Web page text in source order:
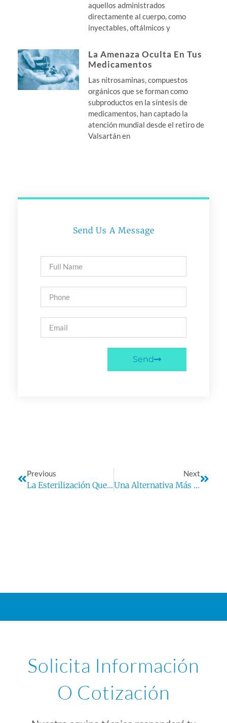
aquellos administrados
directamente al cuerpo, como
inyectables, oftálmicos y
La Amenaza Oculta En Tus
Medicamentos
Las nitrosaminas, compuestos
orgánicos que se forman como
subproductos en la síntesis de
medicamentos, han captado la
atención mundial desde el retiro de
Valsartán en
Send Us A Message
Send
Previous
La Esterilización Que Puede Dejar Contaminado Tu Producto
Next
Una Alternativa Más Económica A Los Estándares Primarios
Solicita Información
O Cotización